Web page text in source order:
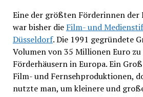
Eine der größten Förderinnen
war bisher die Film- und
Düsseldorf. Die 1991 gegründete
Volumen von 35 Millionen Euro
Förderhäusern in Europa. Ein
Film- und Fernsehproduktionen,
nutzte man, um kleinere und